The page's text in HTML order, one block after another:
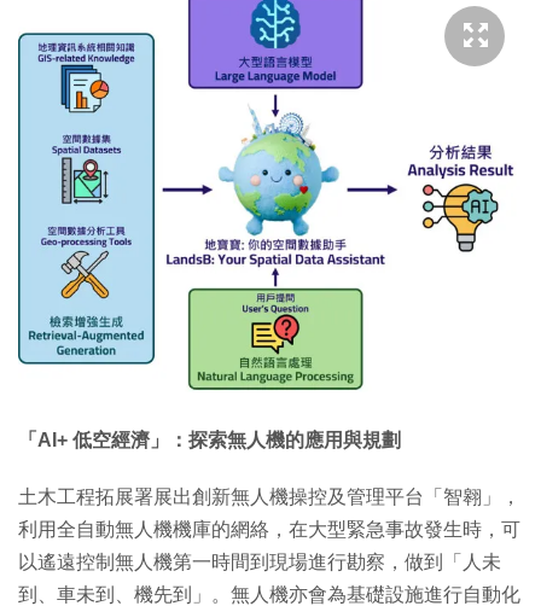
「AI+ 低空經濟」：探索無人機的應用與規劃
土木工程拓展署展出創新無人機操控及管理平台「智翱」，
利用全自動無人機機庫的網絡，在大型緊急事故發生時，可
以遙遠控制無人機第一時間到現場進行勘察，做到「人未
到、車未到、機先到」。無人機亦會為基礎設施進行自動化